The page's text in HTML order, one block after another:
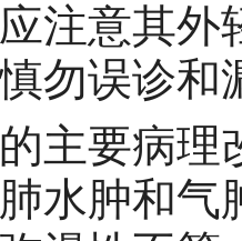
注意其外
慎勿误
主要病理
水肿和